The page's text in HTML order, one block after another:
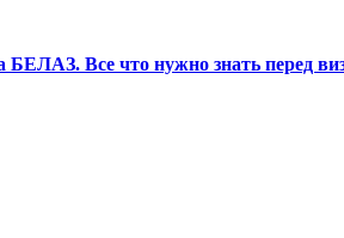
БЕЛАЗ. Все что нужно знать перед